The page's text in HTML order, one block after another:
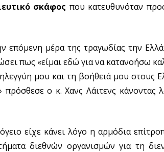
σκάφος που κατευθυνόταν
επόμενη μέρα της τραγωδίας την
πως «είμαι εδώ για να κατανοήσω
μου και τη βοήθειά μου στους
ο κ. Χανς Λάιτενς κάνοντας
είχε κάνει λόγο η αρμόδια
διεθνών οργανισμών για τη